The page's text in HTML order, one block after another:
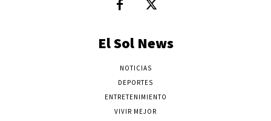
El Sol News
NOTICIAS
DEPORTES
ENTRETENIMIENTO
VIVIR MEJOR